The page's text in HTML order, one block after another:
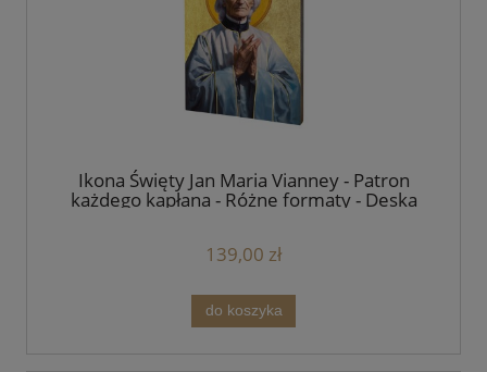
Ikona Święty Jan Maria Vianney - Patron
każdego kapłana - Różne formaty - Deska
139,00 zł
do koszyka